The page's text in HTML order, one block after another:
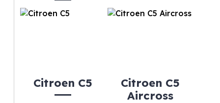
Citroen C5
Citroen C5
Aircross